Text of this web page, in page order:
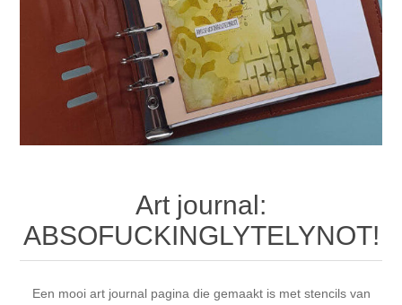
Stompkaarsen
Magic
Personen
Steampunk
Alcohol ink
Embossing
Foto's
Inkleuren
Gummiapan
Lavinia Stamps
CraftEmotions
Ranger
Inspiratie
Art Journal 2025
Art Journal 2024Art journal:
ABSOFUCKINGLYTELYNOT!
Een mooi art journal pagina die gemaakt is met stencils van